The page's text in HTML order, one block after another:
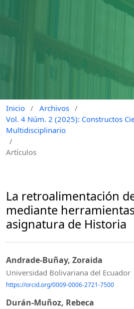
Inicio / Archivos /
Vol. 4 Núm. 2 (2025): Constructos
Multidisciplinario
/
Artículos
La retroalimentación
mediante
asignatura de Historia
Andrade-Buñay, Zoraida
Universidad Bolivariana del Ecuador
https://orcid.org/0009-0006-2721-7500
Durán-Muñoz, Rebeca